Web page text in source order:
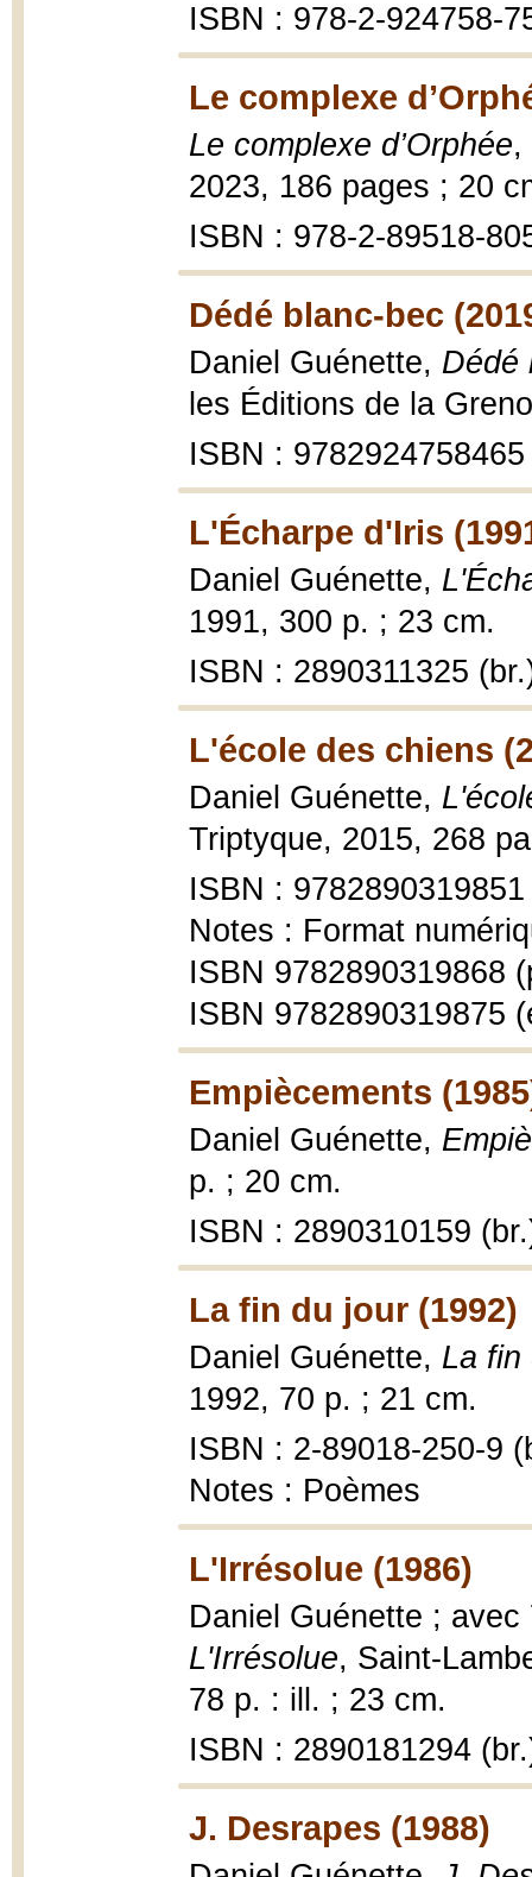
ISBN : 978-2-924758-
Le complexe
Le complexe d’Orphée,
2023, 186 pages ; 20
ISBN : 978-2-89518-
Dédé blanc-bec
Daniel Guénette, Dédé
les Éditions de la
ISBN : 9782924758465
L'Écharpe d'Iris
Daniel Guénette,
1991, 300 p. ; 23 cm.
ISBN : 2890311325
L'école des chiens
Daniel Guénette,
Triptyque, 2015, 268
ISBN : 9782890319851
Notes : Format
ISBN 9782890319868
ISBN 9782890319875
Empiècements
Daniel Guénette,
p. ; 20 cm.
ISBN : 2890310159
La fin du jour (1992)
Daniel Guénette, La fin
1992, 70 p. ; 21 cm.
ISBN : 2-89018-250-9
Notes : Poèmes
L'Irrésolue (1986)
Daniel Guénette ;
L'Irrésolue, Saint-
78 p. : ill. ; 23 cm.
ISBN : 2890181294
J. Desrapes (1988)